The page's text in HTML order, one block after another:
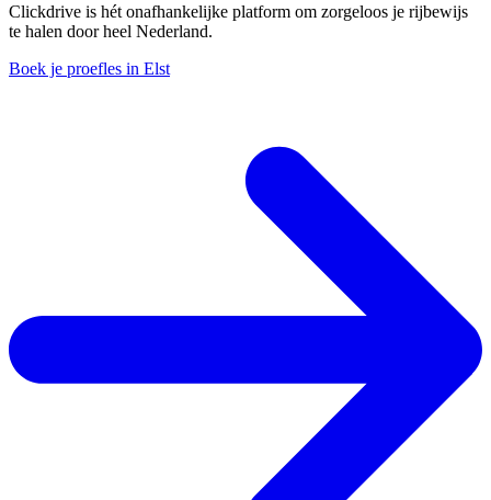
Clickdrive is hét onafhankelijke platform om zorgeloos je rijbewijs
te halen door heel Nederland.
Boek je proefles in Elst